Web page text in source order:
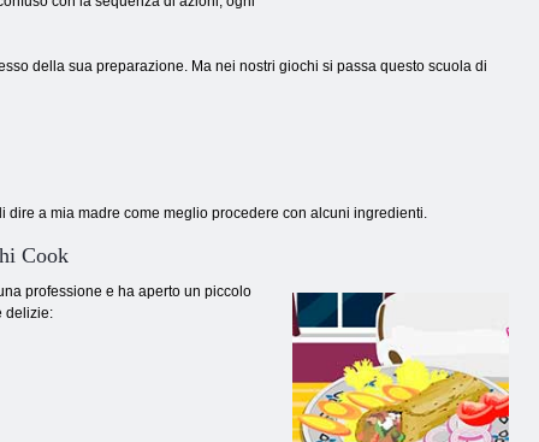
della sua preparazione. Ma nei nostri giochi si passa questo scuola di
a mia madre come meglio procedere con alcuni ingredienti.
Cook
professione e ha aperto un piccolo
delizie: